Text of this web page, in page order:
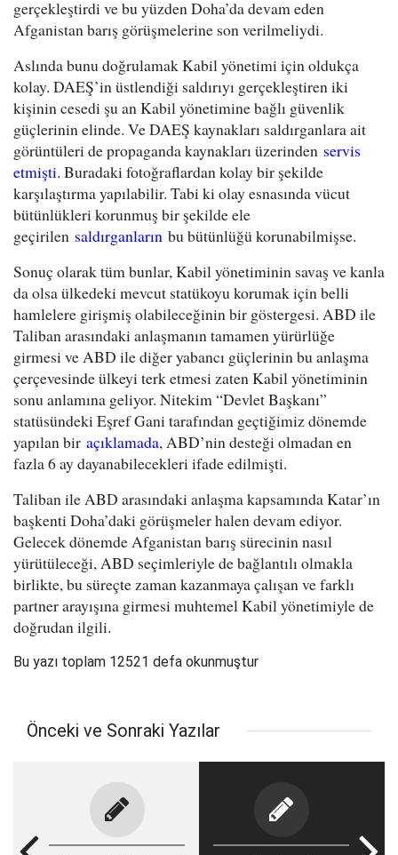
gerçekleştirdi ve bu yüzden Doha’da devam eden
Afganistan barış görüşmelerine son verilmeliydi.
Aslında bunu doğrulamak Kabil yönetimi için oldukça
kolay. DAEŞ’in üstlendiği saldırıyı gerçekleştiren iki
kişinin cesedi şu an Kabil yönetimine bağlı güvenlik
güçlerinin elinde. Ve DAEŞ kaynakları saldırganlara ait
görüntüleri de propaganda kaynakları üzerinden servis
etmişti. Buradaki fotoğraflardan kolay bir şekilde
karşılaştırma yapılabilir. Tabi ki olay esnasında vücut
bütünlükleri korunmuş bir şekilde ele
geçirilen saldırganların bu bütünlüğü korunabilmişse.
Sonuç olarak tüm bunlar, Kabil yönetiminin savaş ve kanla
da olsa ülkedeki mevcut statükoyu korumak için belli
hamlelere girişmiş olabileceğinin bir göstergesi. ABD ile
Taliban arasındaki anlaşmanın tamamen yürürlüğe
girmesi ve ABD ile diğer yabancı güçlerinin bu anlaşma
çerçevesinde ülkeyi terk etmesi zaten Kabil yönetiminin
sonu anlamına geliyor. Nitekim “Devlet Başkanı”
statüsündeki Eşref Gani tarafından geçtiğimiz dönemde
yapılan bir açıklamada, ABD’nin desteği olmadan en
fazla 6 ay dayanabilecekleri ifade edilmişti.
Taliban ile ABD arasındaki anlaşma kapsamında Katar’ın
başkenti Doha’daki görüşmeler halen devam ediyor.
Gelecek dönemde Afganistan barış sürecinin nasıl
yürütüleceği, ABD seçimleriyle de bağlantılı olmakla
birlikte, bu süreçte zaman kazanmaya çalışan ve farklı
partner arayışına girmesi muhtemel Kabil yönetimiyle de
doğrudan ilgili.
Bu yazı toplam 12521 defa okunmuştur
Önceki ve Sonraki Yazılar